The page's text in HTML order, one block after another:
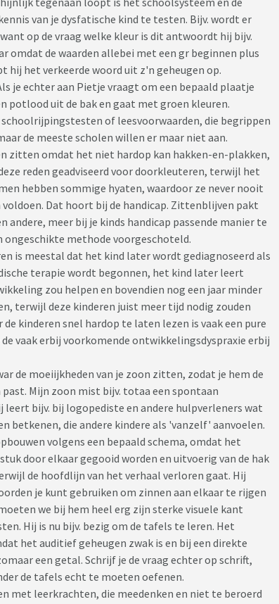
van je dysfatische kind te testen. Bijv. wordt er
op de vraag welke kleur is dit antwoordt hij bijv.
de waarden allebei met een gr beginnen plus
het verkeerde woord uit z'n geheugen op.
je echter aan Pietje vraagt om een bepaald plaatje
potlood uit de bak en gaat met groen kleuren.
of leesvoorwaarden, die begrippen
de meeste scholen willen er maar niet aan.
zitten omdat het niet hardop kan hakken-en-plakken,
reden geadviseerd voor doorkleuteren, terwijl het
hebben sommige hyaten, waardoor ze never nooit
Dat hoort bij de handicap. Zittenblijven pakt
meer bij je kinds handicap passende manier te
ongeschikte methode voorgeschoteld.
is meestal dat het kind later wordt gediagnoseerd als
terapie wordt begonnen, het kind later leert
zou helpen en bovendien nog een jaar minder
terwijl deze kinderen juist meer tijd nodig zouden
kinderen snel hardop te laten lezen is vaak een pure
vaak erbij voorkomende ontwikkelingsdyspraxie erbij
de moeiijkheden van je zoon zitten, zodat je hem de
Mijn zoon mist bijv. totaa een spontaan
bijv. bij logopediste en andere hulpverleners wat
betkenen, die andere kindere als 'vanzelf' aanvoelen.
volgens een bepaald schema, omdat het
door elkaar gegooid worden en uitvoerig van de hak
de hoofdlijn van het verhaal verloren gaat. Hij
je kunt gebruiken om zinnen aan elkaar te rijgen
we bij hem heel erg zijn sterke visuele kant
Hij is nu bijv. bezig om de tafels te leren. Het
het auditief geheugen zwak is en bij een direkte
een getal. Schrijf je de vraag echter op schrift,
de tafels echt te moeten oefenen.
met leerkrachten, die meedenken en niet te beroerd